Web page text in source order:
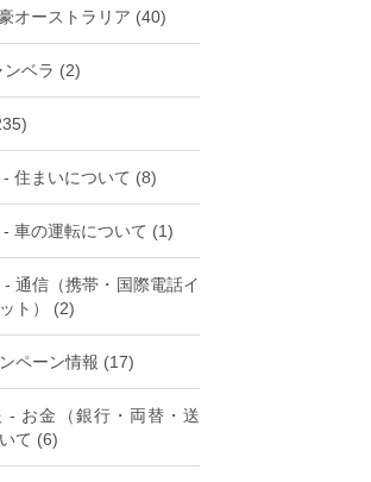
オーストラリア (40)
ンベラ (2)
住まいについて (8)
車の運転について (1)
通信（携帯・国際電話イ
ト） (2)
ペーン情報 (17)
- お金（銀行・両替・送
て (6)